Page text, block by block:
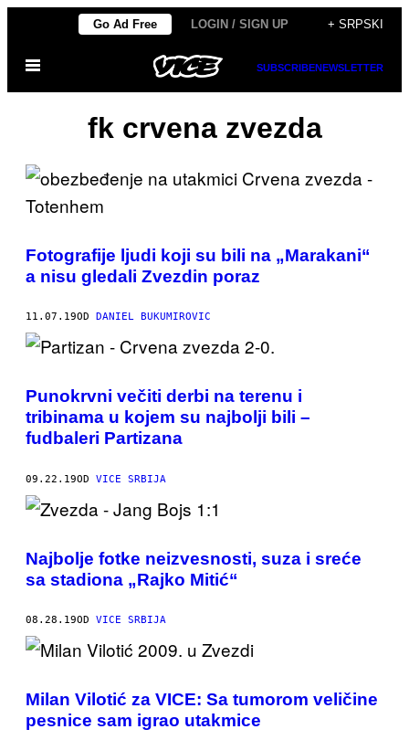
садржај
Go Ad Free LOGIN / SIGN UP + SRPSKI
Otvori
SUBSCRIBENEWSLETTER
fk crvena zvezda
Fotografije ljudi koji su bili na „Marakani“
a nisu gledali Zvezdin poraz
11.07.19OD DANIEL BUKUMIROVIC
Punokrvni večiti derbi na terenu i
tribinama u kojem su najbolji bili –
fudbaleri Partizana
09.22.19OD VICE SRBIJA
Najbolje fotke neizvesnosti, suza i sreće
sa stadiona „Rajko Mitić“
08.28.19OD VICE SRBIJA
Milan Vilotić za VICE: Sa tumorom veličine
pesnice sam igrao utakmice